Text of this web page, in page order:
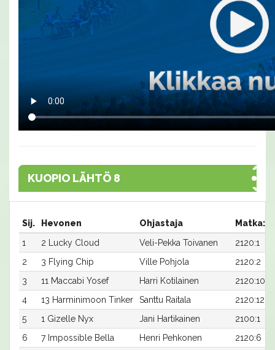
KUOPIO LÄHTÖ 8
Sij. Hevonen Ohjastaja
1
2 Lucky Cloud Veli-Pekka Toivanen
2120:1
2
3 Flying Chip Ville Pohjola
2120:2
3
11 Maccabi Yosef Harri Kotilainen
2120:10
4
13 Harminimoon Tinker Santtu Raitala
2120:12
5
1 Gizelle Nyx Jani Hartikainen
2100:1
6
7 Impossible Bella Henri Pehkonen
2120:6